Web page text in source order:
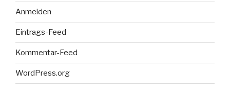
Anmelden
Eintrags-Feed
Kommentar-Feed
WordPress.org